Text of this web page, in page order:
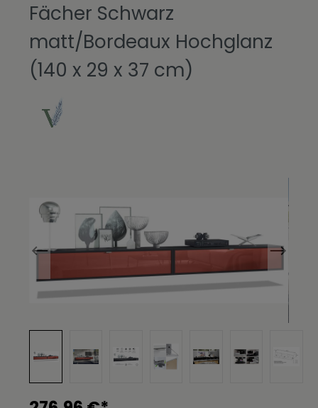
Fächer Schwarz
matt/Bordeaux Hochglanz
(140 x 29 x 37 cm)